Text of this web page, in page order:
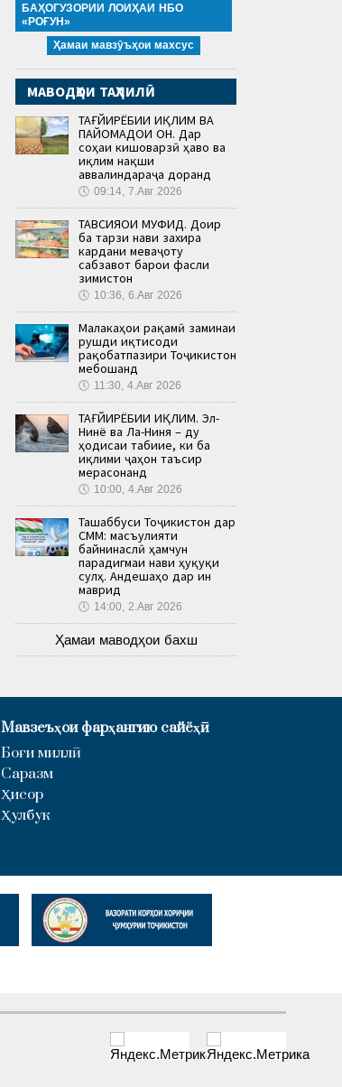
БАҲОГУЗОРИИ ЛОИҲАИ НБО
«РОҒУН»
Ҳамаи мавзӯъҳои махсус
МАВОДҲОИ ТАҲЛИЛӢ
ТАҒЙИРЁБИИ ИҚЛИМ ВА
ПАЙОМАДҲОИ ОН. Дар
соҳаи кишоварзӣ ҳаво ва
иқлим нақши
аввалиндараҷа доранд
🕔 09:14, 7.Авг 2026
ТАВСИЯҲОИ МУФИД. Доир
ба тарзи нави захира
кардани меваҷоту
сабзавот барои фасли
зимистон
🕔 10:36, 6.Авг 2026
Малакаҳои рақамӣ заминаи
рушди иқтисоди
рақобатпазири Тоҷикистон
мебошанд
🕔 11:30, 4.Авг 2026
ТАҒЙИРЁБИИ ИҚЛИМ. Эл-
Нинё ва Ла-Ниня – ду
ҳодисаи табиие, ки ба
иқлими ҷаҳон таъсир
мерасонанд
🕔 10:00, 4.Авг 2026
Ташаббуси Тоҷикистон дар
СММ: масъулияти
байнинаслӣ ҳамчун
парадигмаи нави ҳуқуқи
сулҳ. Андешаҳо дар ин
маврид
🕔 14:00, 2.Авг 2026
Ҳамаи маводҳои бахш
Мавзеъҳои фарҳангию сайёҳӣ
Боғи миллӣ
Саразм
Ҳисор
Ҳулбук